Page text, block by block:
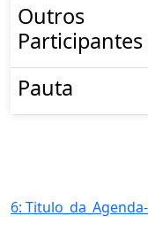
Outros
Participantes
Pauta